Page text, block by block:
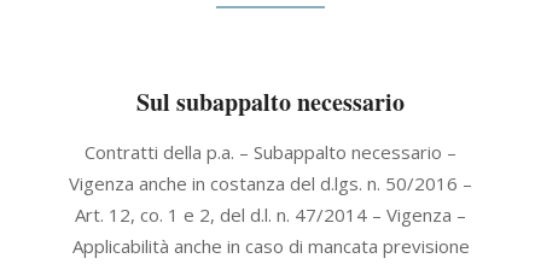
Sul subappalto necessario
23
Contratti della p.a. – Subappalto necessario –
Vigenza anche in costanza del d.lgs. n. 50/2016 –
Art. 12, co. 1 e 2, del d.l. n. 47/2014 – Vigenza –
Applicabilità anche in caso di mancata previsione